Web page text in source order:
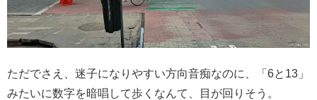
ただでさえ、迷子になりやすい方向音痴なのに、「6と13」
みたいに数字を暗唱して歩くなんて、目が回りそう。